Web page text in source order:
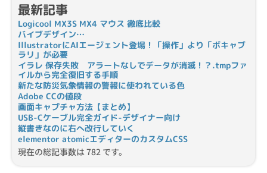
最新記事
Logicool MX3S MX4 マウス 徹底比較
バイブデザイン…
IllustratorにAIエージェント登場！「操作」より「ボキャブ
ラリ」が必要
イラレ 保存失敗 アラートなしでデータが消滅！？.tmpファ
イルから完全復旧する手順
新たな防災気象情報の警報に使われている色
Adobe CCの値段
画面キャプチャ方法【まとめ】
USB-Cケーブル完全ガイド-デザイナー向け
縦書きなのに右へ改行していく
elementor atomicエディターのカスタムCSS
現在の総記事数は 782 です。